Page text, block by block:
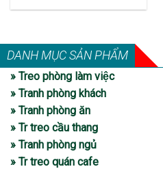
DANH MỤC SẢN PHẨM
» Treo phòng làm việc
» Tranh phòng khách
» Tranh phòng ăn
» Tr treo cầu thang
» Tranh phòng ngủ
» Tr treo quán cafe